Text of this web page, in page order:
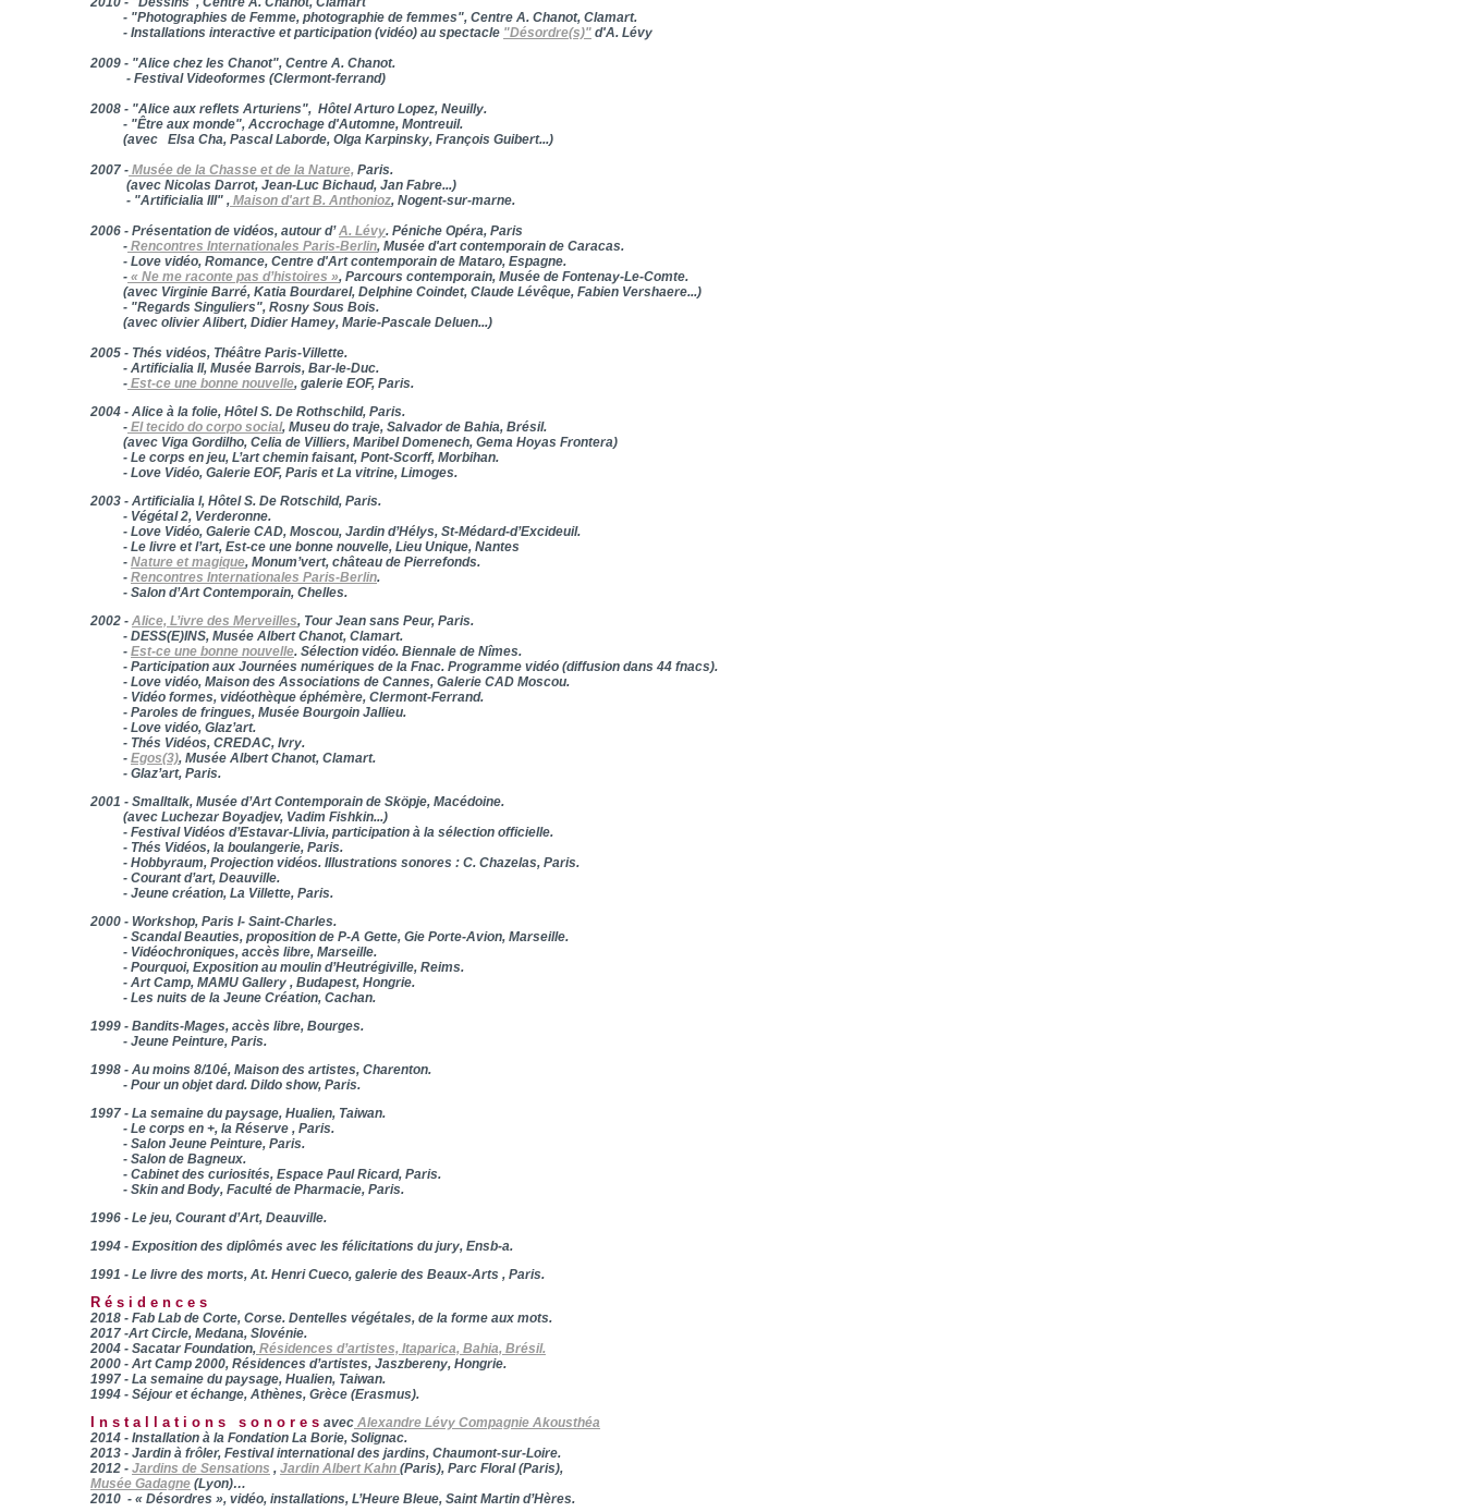
- "Photographies de Femme, photographie de femmes", Centre A. Chanot, Clamart.
- Installations interactive et participation (vidéo) au spectacle "Désordre(s)" d'A. Lévy
2009 - "Alice chez les Chanot", Centre A. Chanot.
- Festival Videoformes (Clermont-ferrand)
2008 - "Alice aux reflets Arturiens", Hôtel Arturo Lopez, Neuilly.
- "Être aux monde", Accrochage d'Automne, Montreuil.
(avec Elsa Cha, Pascal Laborde, Olga Karpinsky, François Guibert...)
2007 - Musée de la Chasse et de la Nature, Paris.
(avec Nicolas Darrot, Jean-Luc Bichaud, Jan Fabre...)
- "Artificialia III" , Maison d'art B. Anthonioz, Nogent-sur-marne.
2006 - Présentation de vidéos, autour d’A. Lévy. Péniche Opéra, Paris
- Rencontres Internationales Paris-Berlin, Musée d'art contemporain de Caracas.
- Love vidéo, Romance, Centre d'Art contemporain de Mataro, Espagne.
- « Ne me raconte pas d’histoires », Parcours contemporain, Musée de Fontenay-Le-Comte.
(avec Virginie Barré, Katia Bourdarel, Delphine Coindet, Claude Lévêque, Fabien Vershaere...)
- "Regards Singuliers", Rosny Sous Bois.
(avec olivier Alibert, Didier Hamey, Marie-Pascale Deluen...)
2005 - Thés vidéos, Théâtre Paris-Villette.
- Artificialia II, Musée Barrois, Bar-le-Duc.
- Est-ce une bonne nouvelle, galerie EOF, Paris.
2004 - Alice à la folie, Hôtel S. De Rothschild, Paris.
- El tecido do corpo social, Museu do traje, Salvador de Bahia, Brésil.
(avec Viga Gordilho, Celia de Villiers, Maribel Domenech, Gema Hoyas Frontera)
- Le corps en jeu, L’art chemin faisant, Pont-Scorff, Morbihan.
- Love Vidéo, Galerie EOF, Paris et La vitrine, Limoges.
2003 - Artificialia I, Hôtel S. De Rotschild, Paris.
- Végétal 2, Verderonne.
- Love Vidéo, Galerie CAD, Moscou, Jardin d’Hélys, St-Médard-d’Excideuil.
- Le livre et l’art, Est-ce une bonne nouvelle, Lieu Unique, Nantes
- Nature et magique, Monum’vert, château de Pierrefonds.
- Rencontres Internationales Paris-Berlin.
- Salon d’Art Contemporain, Chelles.
2002 - Alice, L’ivre des Merveilles, Tour Jean sans Peur, Paris.
- DESS(E)INS, Musée Albert Chanot, Clamart.
- Est-ce une bonne nouvelle. Sélection vidéo. Biennale de Nîmes.
- Participation aux Journées numériques de la Fnac. Programme vidéo (diffusion dans 44 fnacs).
- Love vidéo, Maison des Associations de Cannes, Galerie CAD Moscou.
- Vidéo formes, vidéothèque éphémère, Clermont-Ferrand.
- Paroles de fringues, Musée Bourgoin Jallieu.
- Love vidéo, Glaz’art.
- Thés Vidéos, CREDAC, Ivry.
- Egos(3), Musée Albert Chanot, Clamart.
- Glaz’art, Paris.
2001 - Smalltalk, Musée d’Art Contemporain de Sköpje, Macédoine.
(avec Luchezar Boyadjev, Vadim Fishkin...)
- Festival Vidéos d’Estavar-Llivia, participation à la sélection officielle.
- Thés Vidéos, la boulangerie, Paris.
- Hobbyraum, Projection vidéos. Illustrations sonores : C. Chazelas, Paris.
- Courant d’art, Deauville.
- Jeune création, La Villette, Paris.
2000 - Workshop, Paris I- Saint-Charles.
- Scandal Beauties, proposition de P-A Gette, Gie Porte-Avion, Marseille.
- Vidéochroniques, accès libre, Marseille.
- Pourquoi, Exposition au moulin d’Heutrégiville, Reims.
- Art Camp, MAMU Gallery , Budapest, Hongrie.
- Les nuits de la Jeune Création, Cachan.
1999 - Bandits-Mages, accès libre, Bourges.
- Jeune Peinture, Paris.
1998 - Au moins 8/10é, Maison des artistes, Charenton.
- Pour un objet dard. Dildo show, Paris.
1997 - La semaine du paysage, Hualien, Taiwan.
- Le corps en +, la Réserve , Paris.
- Salon Jeune Peinture, Paris.
- Salon de Bagneux.
- Cabinet des curiosités, Espace Paul Ricard, Paris.
- Skin and Body, Faculté de Pharmacie, Paris.
1996 - Le jeu, Courant d’Art, Deauville.
1994 - Exposition des diplômés avec les félicitations du jury, Ensb-a.
1991 - Le livre des morts, At. Henri Cueco, galerie des Beaux-Arts , Paris.
Résidences
2018 - Fab Lab de Corte, Corse. Dentelles végétales, de la forme aux mots.
2017 -Art Circle, Medana, Slovénie.
2004 - Sacatar Foundation, Résidences d’artistes, Itaparica, Bahia, Brésil.
2000 - Art Camp 2000, Résidences d’artistes, Jaszbereny, Hongrie.
1997 - La semaine du paysage, Hualien, Taiwan.
1994 - Séjour et échange, Athènes, Grèce (Erasmus).
Installations sonores avec Alexandre Lévy Compagnie Akousthéa
2014 - Installation à la Fondation La Borie, Solignac.
2013 - Jardin à frôler, Festival international des jardins, Chaumont-sur-Loire.
2012 - Jardins de Sensations , Jardin Albert Kahn (Paris), Parc Floral (Paris),
Musée Gadagne (Lyon)…
2010 - « Désordres », vidéo, installations, L’Heure Bleue, Saint Martin d’Hères.